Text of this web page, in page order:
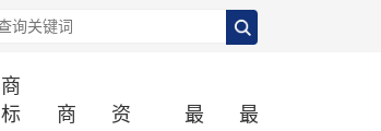
商
标
商
资
最
最